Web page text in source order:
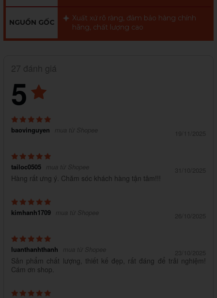
NGUỒN GỐC
Xuất xứ rõ ràng, đảm bảo hàng chính
hãng, chất lượng cao
27 đánh giá
5
baovinguyen mua từ Shopee 19/11/2025
tailoc0505 mua từ Shopee 31/10/2025
Hàng rất ưng ý. Chăm sóc khách hàng tận tâm!!!
kimhanh1709 mua từ Shopee 26/10/2025
luanthanhthanh mua từ Shopee 23/10/2025
Sản phẩm chất lượng, thiết kế đẹp, rất đáng để trải nghiệm!
Cám ơn shop.